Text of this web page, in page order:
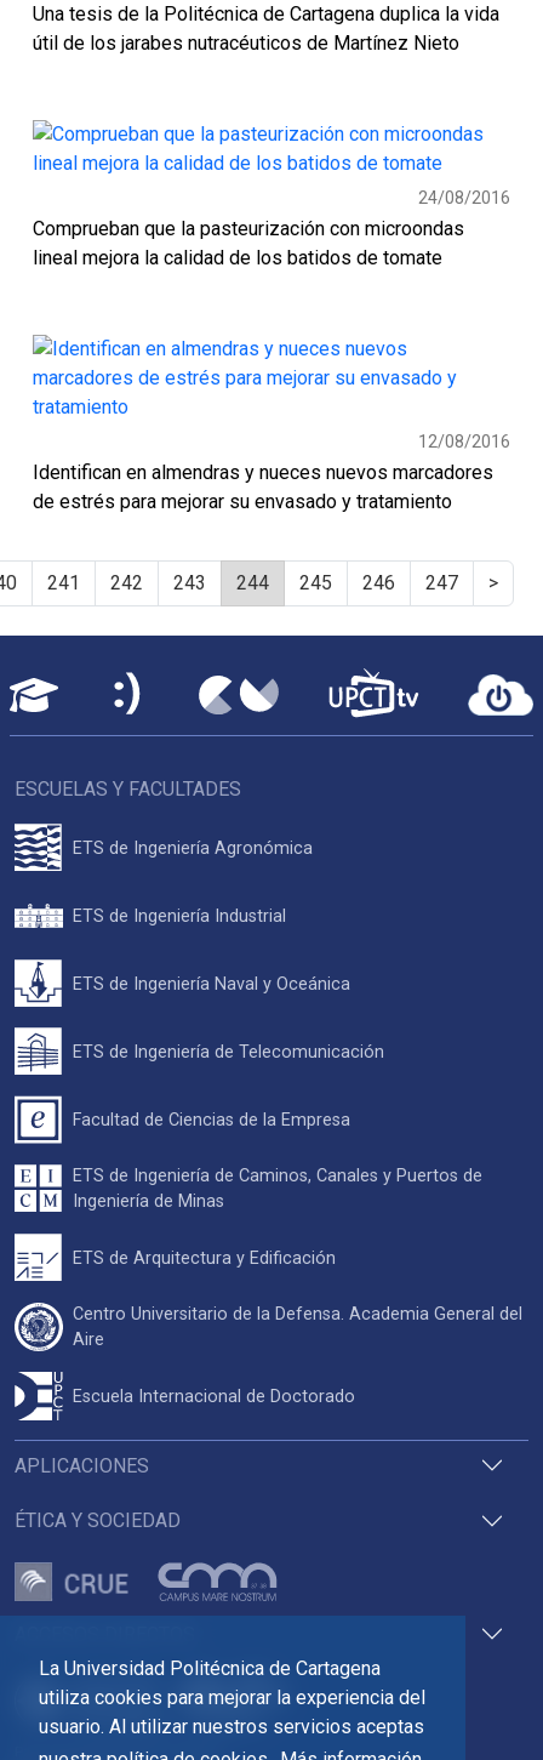
La Universidad Politécnica de Cartagena
utiliza cookies para mejorar la experiencia del
usuario. Al utilizar nuestros servicios aceptas
Una tesis de la Politécnica de Cartagena duplica la vida
útil de los jarabes nutracéuticos de Martínez Nieto
24/08/2016
Comprueban que la pasteurización con microondas
lineal mejora la calidad de los batidos de tomate
12/08/2016
Identifican en almendras y nueces nuevos marcadores
de estrés para mejorar su envasado y tratamiento
241 242 243 244 245 246 247 >
Pza. del Cronista Isidoro Valverde
APLICACIONES
ÉTICA Y SOCIEDAD
ESCUELAS Y FACULTADES
ETS de Ingeniería Agronómica
ETS de Ingeniería Industrial
ETS de Ingeniería Naval y Oceánica
ETS de Ingeniería de Telecomunicación
Facultad de Ciencias de la Empresa
ETS de Ingeniería de Caminos, Canales y Puertos de
Ingeniería de Minas
ETS de Arquitectura y Edificación
Centro Universitario de la Defensa. Academia General del
Aire
Escuela Internacional de Doctorado